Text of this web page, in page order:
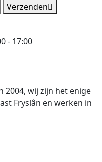
Verzenden
- 17:00
2004, wij zijn het enige
Fryslân en werken in